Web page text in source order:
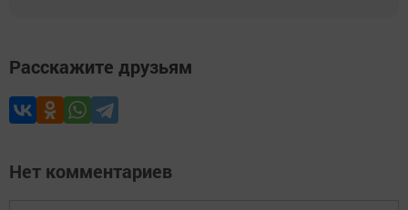
Расскажите друзьям
Нет комментариев